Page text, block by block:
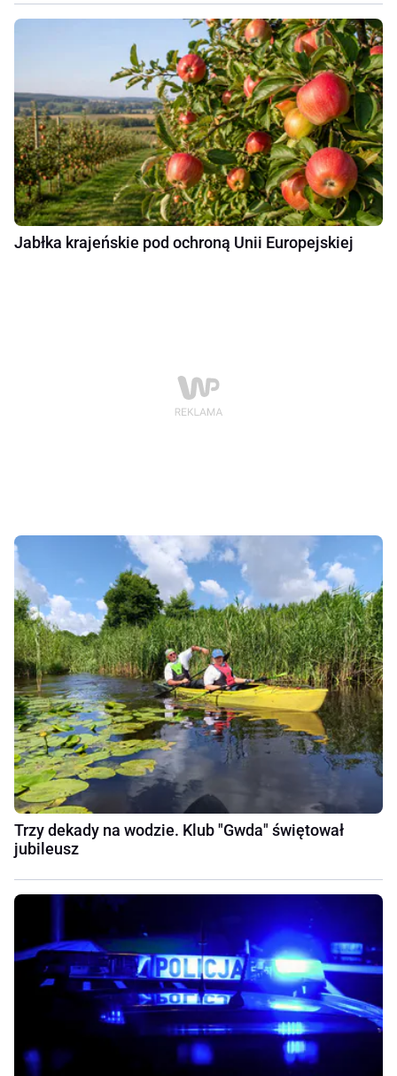
Jabłka krajeńskie pod ochroną Unii Europejskiej
Trzy dekady na wodzie. Klub "Gwda" świętował
jubileusz